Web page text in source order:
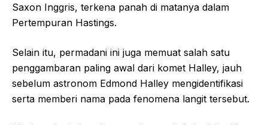
Saxon Inggris, terkena panah di matanya dalam
Pertempuran Hastings.
Selain itu, permadani ini juga memuat salah satu
penggambaran paling awal dari komet Halley, jauh
sebelum astronom Edmond Halley mengidentifikasi
serta memberi nama pada fenomena langit tersebut.